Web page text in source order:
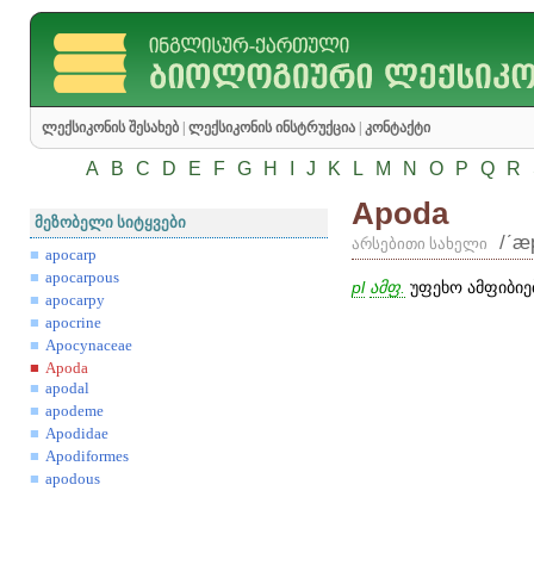
ლექსიკონის შესახებ ლექსიკონის ინსტრუქცია კონტაქტი
A B C D E F G H J K L M N O P Q R
მეზობელი სიტყვები
apocarp
apocarpous
apocarpy
apocrine
Apocynaceae
Apoda
apodal
apodeme
Apodidae
Apodiformes
apodous
Apoda
არსებითი სახელი /
pl ამფ. უფეხო